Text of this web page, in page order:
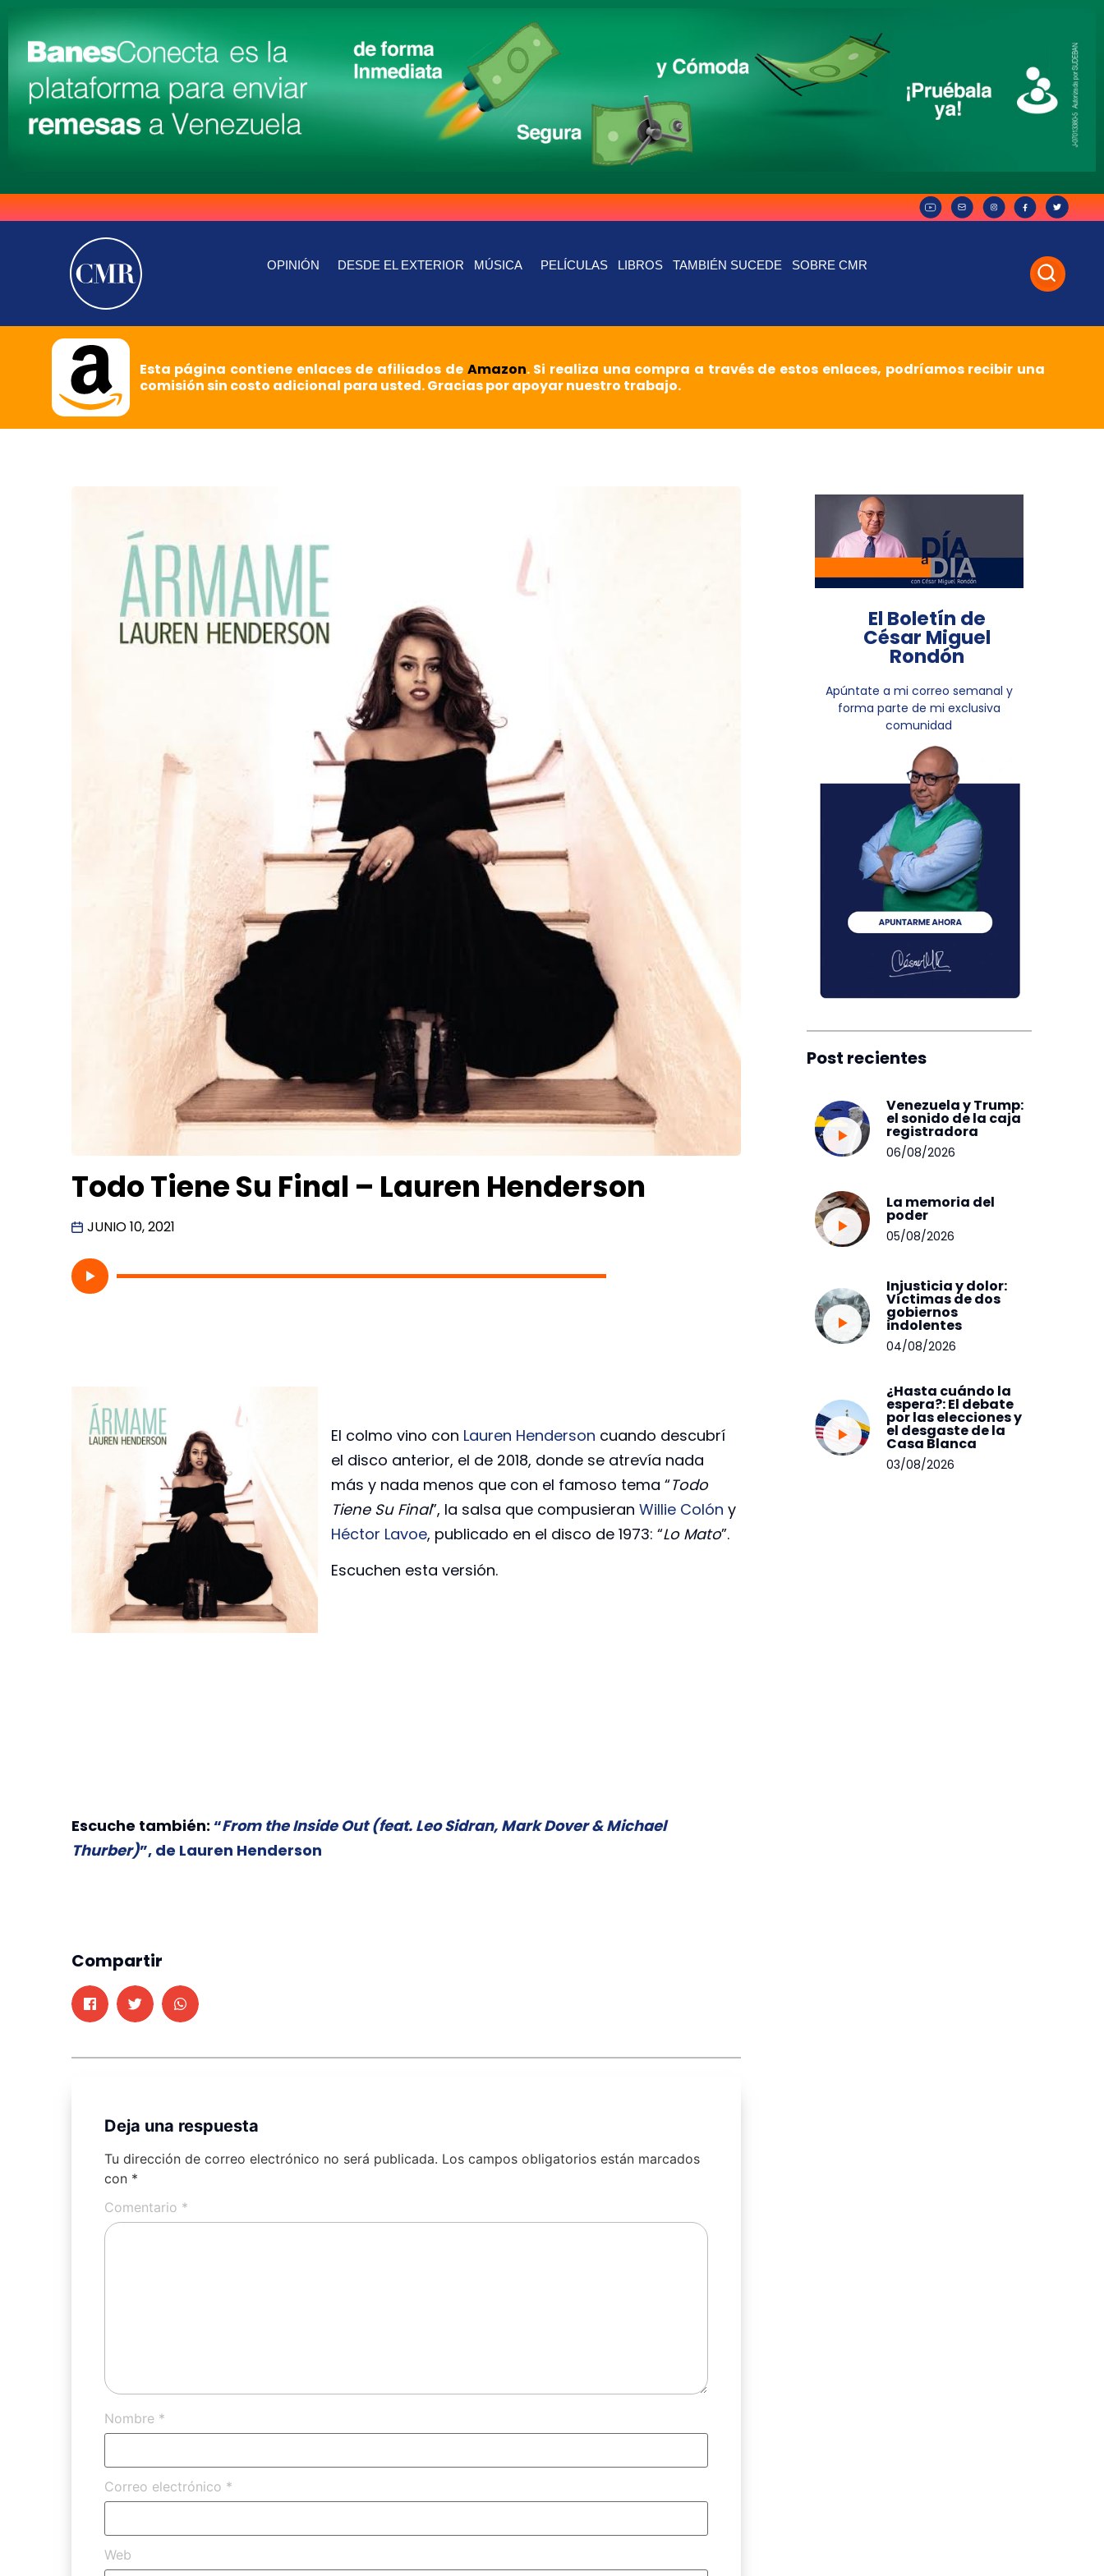
OPINIÓN DESDE EL EXTERIOR MÚSICA PELÍCULAS LIBROS TAMBIÉN SUCEDE SOBRE CMR
Esta página contiene enlaces de afiliados de Amazon. Si realiza una compra a través de estos enlaces, podríamos recibir una
comisión sin costo adicional para usted. Gracias por apoyar nuestro trabajo.
Todo Tiene Su Final – Lauren Henderson
JUNIO 10, 2021
El colmo vino con Lauren Henderson cuando descubrí
el disco anterior, el de 2018, donde se atrevía nada
más y nada menos que con el famoso tema “Todo
Tiene Su Final”, la salsa que compusieran Willie Colón y
Héctor Lavoe, publicado en el disco de 1973: “Lo Mato”.
Escuchen esta versión.
Escuche también: “From the Inside Out (feat. Leo Sidran, Mark Dover & Michael
Thurber)”, de Lauren Henderson
Compartir
Deja una respuesta
Tu dirección de correo electrónico no será publicada. Los campos obligatorios están marcados
con *
Comentario *
Nombre *
Correo electrónico *
Web
El Boletín de
César Miguel
Rondón
Apúntate a mi correo semanal y
forma parte de mi exclusiva
comunidad
Post recientes
Venezuela y Trump:
el sonido de la caja
registradora
06/08/2026
La memoria del
poder
05/08/2026
Injusticia y dolor:
Víctimas de dos
gobiernos
indolentes
04/08/2026
¿Hasta cuándo la
espera?: El debate
por las elecciones y
el desgaste de la
Casa Blanca
03/08/2026